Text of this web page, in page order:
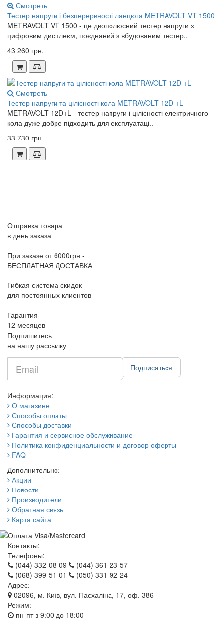
Смотреть
Тестер напруги і безперервності ланцюга METRAVOLT VT 1500
METRAVOLT VT 1500 - це двополюсний тестер напруги з
цифровим дисплеєм, поєднаний з вбудованим тестер..
43 260 грн.
Смотреть
Тестер напруги та цілісності кола METRAVOLT 12D +L
METRAVOLT 12D+L - тестер напруги і цілісності електричного
кола дуже добре підходить для експлуатаці..
33 730 грн.
Отправка товара
в день заказа
При заказе от 6000грн -
БЕСПЛАТНАЯ ДОСТАВКА
Гибкая система скидок
для постоянных клиентов
Гарантия
12 месяцев
Подпишитесь
на нашу рассылку
mail
Подписаться
Информация:
О магазине
Способы оплаты
Способы доставки
Гарантия и сервисное обслуживание
Политика конфиденциальности и договор оферты
FAQ
Дополнительно:
Акции
Новости
Производители
Обратная связь
Карта сайта
Контакты:
Телефоны:
(044) 332-08-09
(044) 361-23-57
(068) 399-51-01
(050) 331-92-24
Адрес:
02096, м. Київ, вул. Пасхаліна, 17, оф. 386
Режим:
пн-пт з 9:00 до 18:00